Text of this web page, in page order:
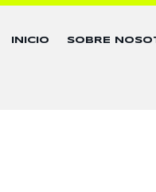
INICIO SOBRE